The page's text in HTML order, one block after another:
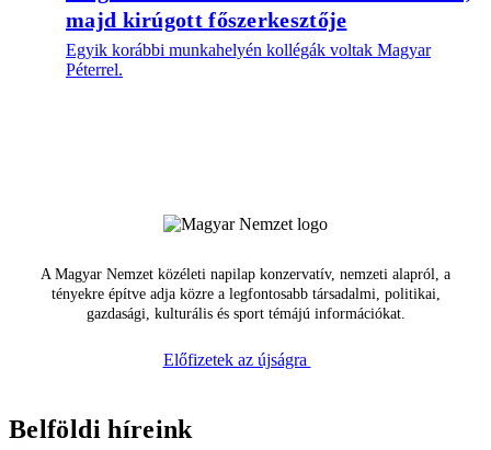
majd kirúgott főszerkesztője
Egyik korábbi munkahelyén kollégák voltak Magyar
Péterrel.
A Magyar Nemzet közéleti napilap konzervatív, nemzeti alapról, a
tényekre építve adja közre a legfontosabb társadalmi, politikai,
gazdasági, kulturális és sport témájú információkat.
Előfizetek az újságra
Belföldi híreink